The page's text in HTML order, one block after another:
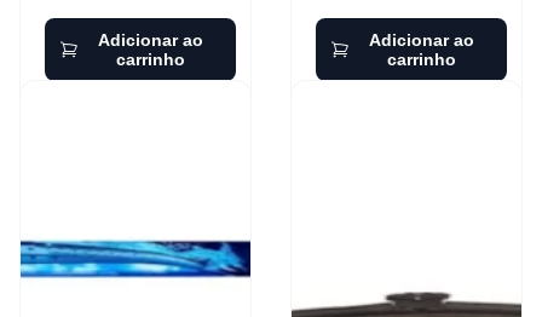
Adicionar ao
carrinho
Adicionar ao
carrinho